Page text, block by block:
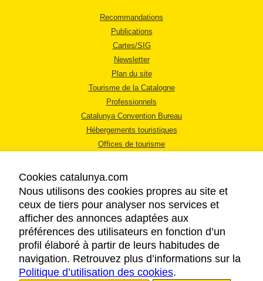
Recommandations
Publications
Cartes/SIG
Newsletter
Plan du site
Tourisme de la Catalogne
Professionnels
Catalunya Convention Bureau
Hébergements touristiques
Offices de tourisme
MENTIONS LÉGALES
RÈGLES DE CONFIDENTIALITÉ
COOKIES
ACCESSIBILITÉ
Cookies catalunya.com
Nous utilisons des cookies propres au site et
ceux de tiers pour analyser nos services et
afficher des annonces adaptées aux
préférences des utilisateurs en fonction d’un
profil élaboré à partir de leurs habitudes de
navigation. Retrouvez plus d’informations sur la
Politique d’utilisation des cookies.